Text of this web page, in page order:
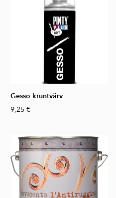
Gesso kruntvärv
9,25 €